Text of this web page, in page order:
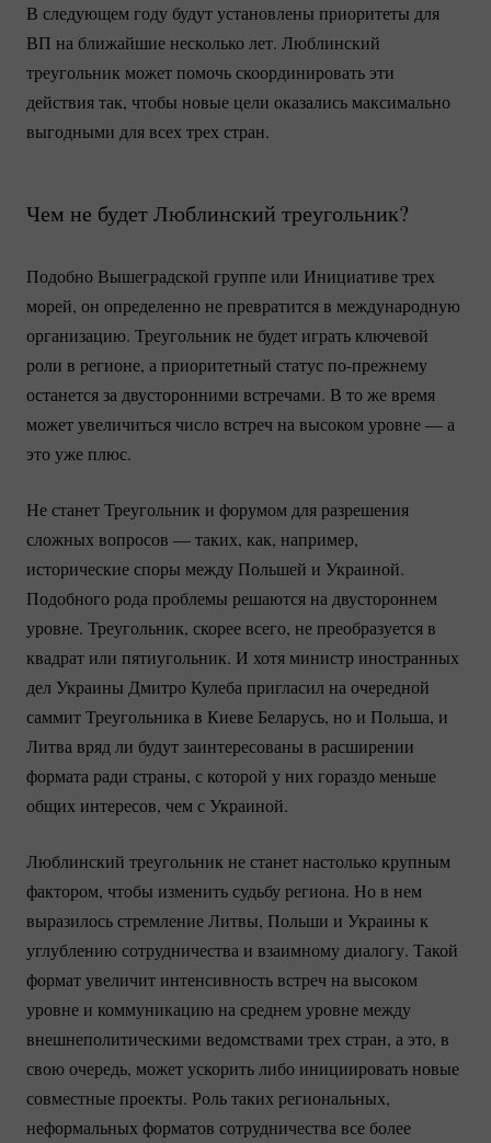
В следующем году будут установлены приоритеты для
ВП на ближайшие несколько лет. Люблинский
треугольник может помочь скоординировать эти
действия так, чтобы новые цели оказались максимально
выгодными для всех трех стран.
Чем не будет Люблинский треугольник?
Подобно Вышеградской группе или Инициативе трех
морей, он определенно не превратится в международную
организацию. Треугольник не будет играть ключевой
роли в регионе, а приоритетный статуспо-прежнему
останется за двусторонними встречами. В то же время
может увеличиться число встреч на высоком уровне — а
это уже плюс.
Не станет Треугольник и форумом для разрешения
сложных вопросов — таких, как, например,
исторические споры между Польшей и Украиной.
Подобного рода проблемы решаются на двустороннем
уровне. Треугольник, скорее всего, не преобразуется в
квадрат или пятиугольник. И хотя министр иностранных
дел Украины Дмитро Кулеба пригласил на очередной
саммит Треугольника в Киеве Беларусь, но и Польша, и
Литва вряд ли будут заинтересованы в расширении
формата ради страны, с которой у них гораздо меньше
общих интересов, чем с Украиной.
Люблинский треугольник не станет настолько крупным
фактором, чтобы изменить судьбу региона. Но в нем
выразилось стремление Литвы, Польши и Украины к
углублению сотрудничества и взаимному диалогу. Такой
формат увеличит интенсивность встреч на высоком
уровне и коммуникацию на среднем уровне между
внешнеполитическими ведомствами трех стран, а это, в
свою очередь, может ускорить либо инициировать новые
совместные проекты. Роль таких региональных,
неформальных форматов сотрудничества все более